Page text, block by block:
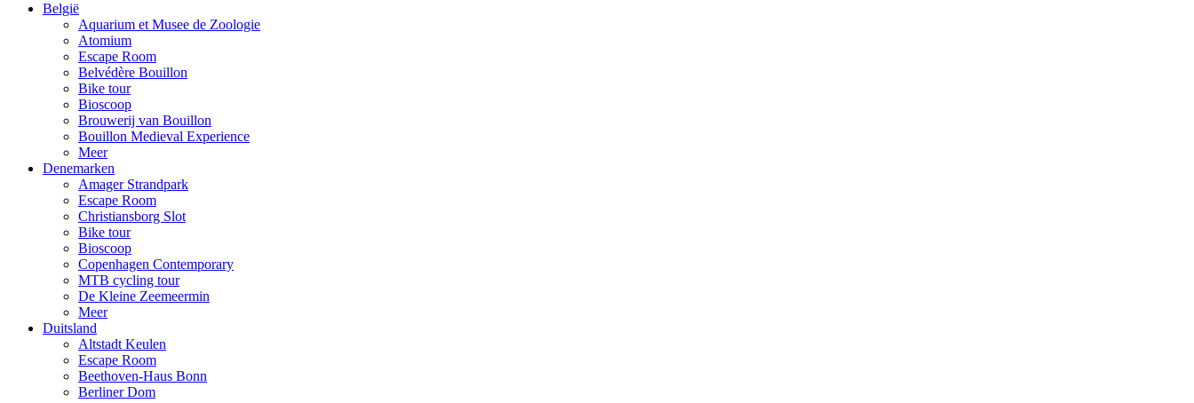
België
Aquarium et Musee de Zoologie
Atomium
Escape Room
Belvédère Bouillon
Bike tour
Bioscoop
Brouwerij van Bouillon
Bouillon Medieval Experience
Meer
Denemarken
Amager Strandpark
Escape Room
Christiansborg Slot
Bike tour
Bioscoop
Copenhagen Contemporary
MTB cycling tour
De Kleine Zeemeermin
Meer
Duitsland
Altstadt Keulen
Escape Room
Beethoven-Haus Bonn
Berliner Dom